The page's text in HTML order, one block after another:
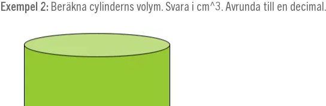
Exempel 2: Beräkna cylinderns volym. Svara i cm^3. Avrunda till en decimal.